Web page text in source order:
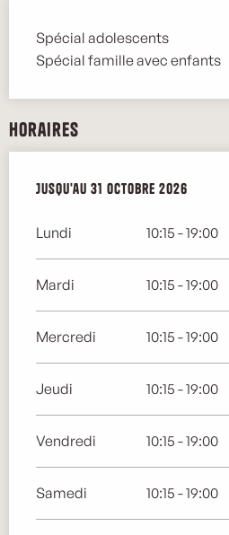
Spécial adolescents
Spécial famille avec enfants
Horaires
Du6 mai 2026au31 octobre 2026
Jusqu'au 31 octobre 2026
Lundi 10:15 - 19:00
Mardi 10:15 - 19:00
Mercredi 10:15 - 19:00
Jeudi 10:15 - 19:00
Vendredi 10:15 - 19:00
Samedi 10:15 - 19:00